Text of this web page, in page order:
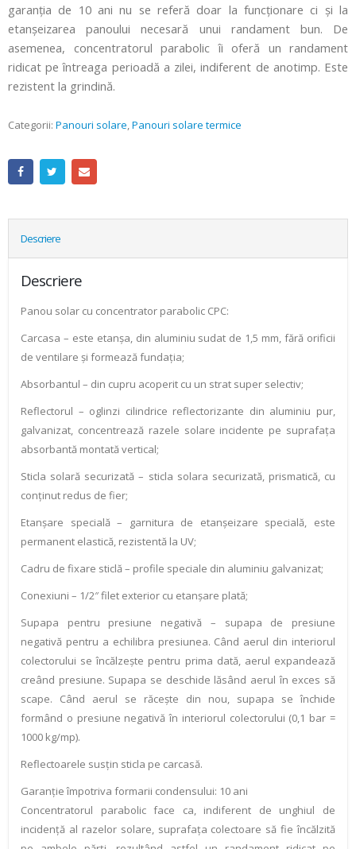
garanţia de 10 ani nu se referă doar la funcţionare ci şi la
etanşeizarea panoului necesară unui randament bun. De
asemenea, concentratorul parabolic îi oferă un randament
ridicat pe întreaga perioadă a zilei, indiferent de anotimp. Este
rezistent la grindină.
Categorii: Panouri solare,Panouri solare termice
Descriere
Descriere
Panou solar cu concentrator parabolic CPC:
Carcasa – este etanşa, din aluminiu sudat de 1,5 mm, fără orificii
de ventilare şi formează fundaţia;
Absorbantul – din cupru acoperit cu un strat super selectiv;
Reflectorul – oglinzi cilindrice reflectorizante din aluminiu pur,
galvanizat, concentrează razele solare incidente pe suprafaţa
absorbantă montată vertical;
Sticla solară securizată – sticla solara securizată, prismatică, cu
conţinut redus de fier;
Etanşare specială – garnitura de etanşeizare specială, este
permanent elastică, rezistentă la UV;
Cadru de fixare sticlă – profile speciale din aluminiu galvanizat;
Conexiuni – 1/2″ filet exterior cu etanşare plată;
Supapa pentru presiune negativă – supapa de presiune
negativă pentru a echilibra presiunea. Când aerul din interiorul
colectorului se încălzeşte pentru prima dată, aerul expandează
creând presiune. Supapa se deschide lăsând aerul în exces să
scape. Când aerul se răceşte din nou, supapa se închide
formând o presiune negativă în interiorul colectorului (0,1 bar =
1000 kg/mp).
Reflectoarele susţin sticla pe carcasă.
Garanţie împotriva formarii condensului: 10 ani
Concentratorul parabolic face ca, indiferent de unghiul de
incidenţă al razelor solare, suprafaţa colectoare să fie încălzită